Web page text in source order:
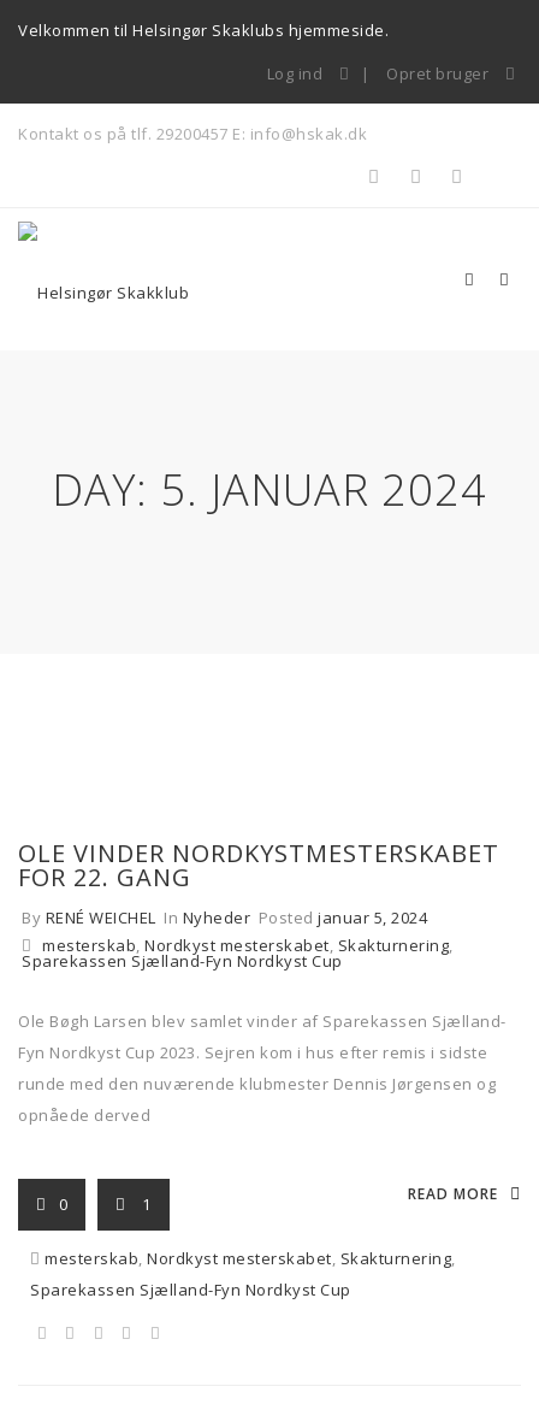
Velkommen til Helsingør Skaklubs hjemmeside.
Log ind
Opret bruger
Kontakt os på tlf. 29200457 E: info@hskak.dk
DAY: 5. JANUAR 2024
OLE VINDER NORDKYSTMESTERSKABET
FOR 22. GANG
By RENÉ WEICHEL In Nyheder Posted januar 5, 2024
mesterskab, Nordkyst mesterskabet, Skakturnering,
Sparekassen Sjælland-Fyn Nordkyst Cup
Ole Bøgh Larsen blev samlet vinder af Sparekassen Sjælland-
Fyn Nordkyst Cup 2023. Sejren kom i hus efter remis i sidste
runde med den nuværende klubmester Dennis Jørgensen og
opnåede derved
READ MORE
0 1
mesterskab, Nordkyst mesterskabet, Skakturnering,
Sparekassen Sjælland-Fyn Nordkyst Cup